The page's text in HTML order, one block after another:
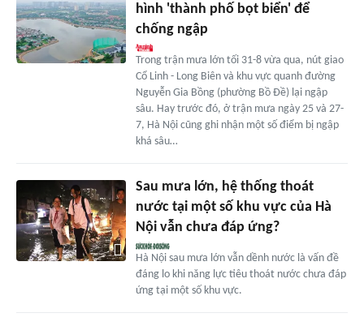
hình 'thành phố bọt biển' để
chống ngập
Trong trận mưa lớn tối 31-8 vừa qua, nút giao
Cổ Linh - Long Biên và khu vực quanh đường
Nguyễn Gia Bồng (phường Bồ Đề) lại ngập
sâu. Hay trước đó, ở trận mưa ngày 25 và 27-
7, Hà Nội cũng ghi nhận một số điểm bị ngập
khá sâu…
Sau mưa lớn, hệ thống thoát
nước tại một số khu vực của Hà
Nội vẫn chưa đáp ứng?
Hà Nội sau mưa lớn vẫn dềnh nước là vấn đề
đáng lo khi năng lực tiêu thoát nước chưa đáp
ứng tại một số khu vực.